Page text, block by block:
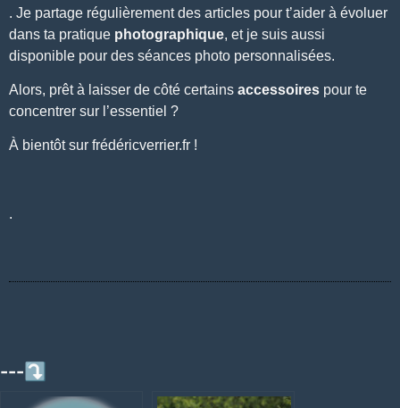
. Je partage régulièrementdes articles pour t’aider à évoluer
dans ta pratique photographique, et je suis aussi
disponible pour des séances photo personnalisées.
Alors, prêt à laisser de côté certains accessoires pour te
concentrer sur l’essentiel ?
À bientôt sur frédéricverrier.fr !
.
---⤵